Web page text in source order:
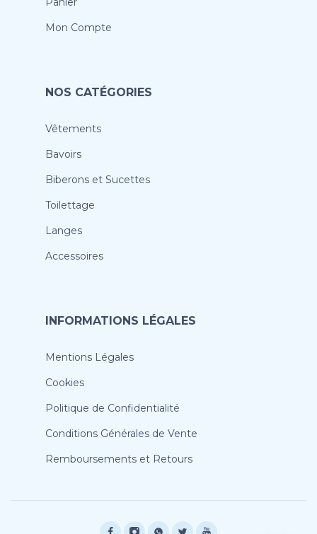
Mon Compte
NOS CATÉGORIES
Vêtements
Bavoirs
Biberons et Sucettes
Toilettage
Langes
Accessoires
INFORMATIONS LÉGALES
Mentions Légales
Cookies
Politique de Confidentialité
Conditions Générales de Vente
Remboursements et Retours